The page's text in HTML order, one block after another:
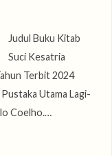
Judul Buku Kitab
Suci Kesatria
Terbit 2024
Utama Lagi-
Coelho.…